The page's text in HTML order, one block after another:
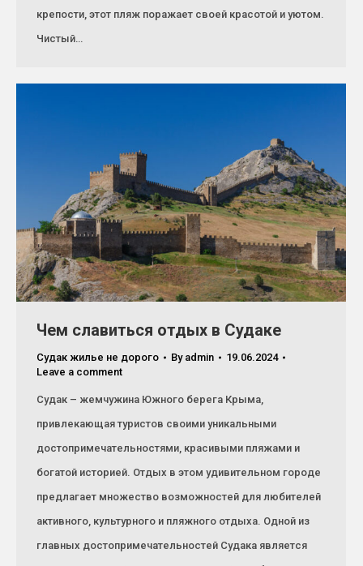
крепости, этот пляж поражает своей красотой и уютом.
Чистый…
Чем славиться отдых в Судаке
Судак жилье не дорого By admin
19.06.2024
Leave a comment
Судак – жемчужина Южного берега Крыма,
привлекающая туристов своими уникальными
достопримечательностями, красивыми пляжами и
богатой историей. Отдых в этом удивительном городе
предлагает множество возможностей для любителей
активного, культурного и пляжного отдыха. Одной из
главных достопримечательностей Судака является